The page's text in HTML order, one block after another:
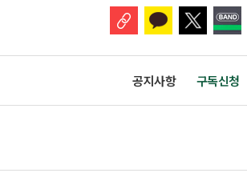
공지사항 구독신청